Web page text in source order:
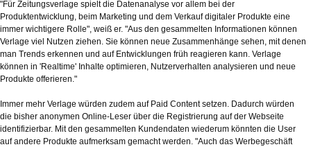
"Für Zeitungsverlage spielt die Datenanalyse vor allem bei der
Produktentwicklung, beim Marketing und dem Verkauf digitaler Produkte eine
immer wichtigere Rolle", weiß er. "Aus den gesammelten Informationen können
Verlage viel Nutzen ziehen. Sie können neue Zusammenhänge sehen, mit denen
man Trends erkennen und auf Entwicklungen früh reagieren kann. Verlage
können in 'Realtime' Inhalte optimieren, Nutzerverhalten analysieren und neue
Produkte offerieren."
Immer mehr Verlage würden zudem auf Paid Content setzen. Dadurch würden
die bisher anonymen Online-Leser über die Registrierung auf der Webseite
identifizierbar. Mit den gesammelten Kundendaten wiederum könnten die User
auf andere Produkte aufmerksam gemacht werden. "Auch das Werbegeschäft